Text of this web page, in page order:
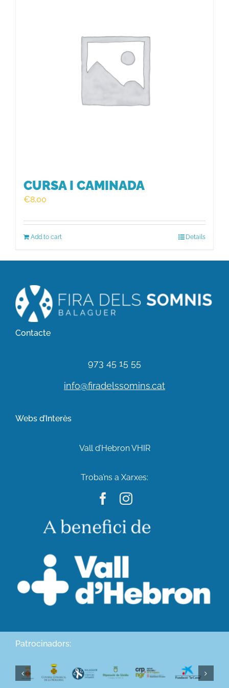
FER UN DONATIU!
INSCRIPCIÓ CURSA / CAMINADA
CURSA I CAMINADA
€8.00
Add to cart Details
Contacte
973 45 15 55
info@firadelssomins.cat
Webs d’Interès
Vall d’Hebron VHIR
Troba’ns a Xarxes:
Patrocinadors: